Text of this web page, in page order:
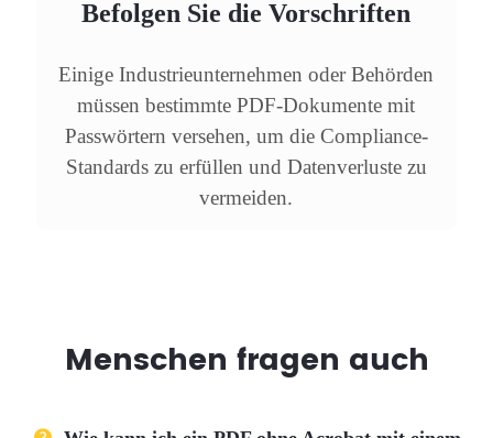
Befolgen Sie die Vorschriften
Einige Industrieunternehmen oder Behörden
müssen bestimmte PDF-Dokumente mit
Passwörtern versehen, um die Compliance-
Standards zu erfüllen und Datenverluste zu
vermeiden.
Menschen fragen auch